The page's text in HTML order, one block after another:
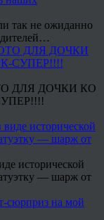
так не ожиданно
ДЛЯ ДОЧКИ КО
исторической
— шарж от